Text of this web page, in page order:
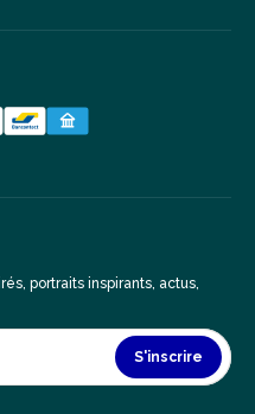
portraits inspirants, actus,
S'inscrire